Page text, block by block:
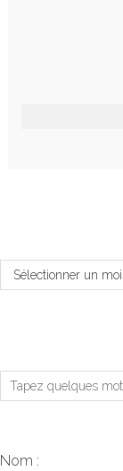
Archives
Nom :